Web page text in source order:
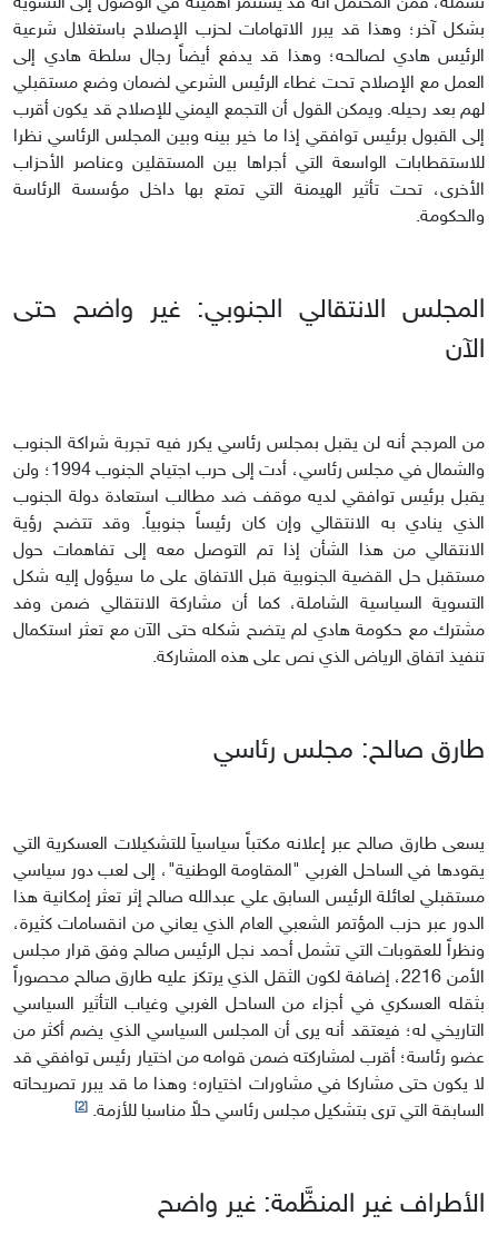
بشكل آخر؛ وهذا قد يبرر الاتهامات لحزب الإصلاح باستغلال شرعية
الرئيس هادي لصالحه؛ وهذا قد يدفع أيضاً رجال سلطة هادي إلى
العمل مع الإصلاح تحت غطاء الرئيس الشرعي لضمان وضع مستقبلي
لهم بعد رحيله. ويمكن القول أن التجمع اليمني للإصلاح قد يكون أقرب
إلى القبول برئيس توافقي إذا ما خير بينه وبين المجلس الرئاسي نظرا
للاستقطابات الواسعة التي أجراها بين المستقلين وعناصر الأحزاب
الأخرى، تحت تأثير الهيمنة التي تمتع بها داخل مؤسسة الرئاسة
والحكومة.
المجلس الانتقالي الجنوبي: غير واضح حتى
الآن
من المرجح أنه لن يقبل بمجلس رئاسي يكرر فيه تجربة شراكة الجنوب
والشمال في مجلس رئاسي، أدت إلى حرب اجتياح الجنوب 1994؛ ولن
يقبل برئيس توافقي لديه موقف ضد مطالب استعادة دولة الجنوب
الذي ينادي به الانتقالي وإن كان رئيساً جنوبياً. وقد تتضح رؤية
الانتقالي من هذا الشأن إذا تم التوصل معه إلى تفاهمات حول
مستقبل حل القضية الجنوبية قبل الاتفاق على ما سيؤول إليه شكل
التسوية السياسية الشاملة، كما أن مشاركة الانتقالي ضمن وفد
مشترك مع حكومة هادي لم يتضح شكله حتى الآن مع تعثر استكمال
تنفيذ اتفاق الرياض الذي نص على هذه المشاركة.
طارق صالح: مجلس رئاسي
يسعى طارق صالح عبر إعلانه مكتباً سياسياَ للتشكيلات العسكرية التي
يقودها في الساحل الغربي "المقاومة الوطنية"، إلى لعب دور سياسي
مستقبلي لعائلة الرئيس السابق علي عبدالله صالح إثر تعثر إمكانية هذا
الدور عبر حزب المؤتمر الشعبي العام الذي يعاني من انقسامات كثيرة،
ونظراً للعقوبات التي تشمل أحمد نجل الرئيس صالح وفق قرار مجلس
الأمن 2216، إضافة لكون الثقل الذي يرتكز عليه طارق صالح محصوراً
بثقله العسكري في أجزاء من الساحل الغربي وغياب التأثير السياسي
التاريخي له؛ فيعتقد أنه يرى أن المجلس السياسي الذي يضم أكثر من
عضو رئاسة؛ أقرب لمشاركته ضمن قوامه من اختيار رئيس توافقي قد
لا يكون حتى مشاركا في مشاورات اختياره؛ وهذا ما قد يبرر تصريحاته
السابقة التي ترى بتشكيل مجلس رئاسي حلاً مناسبا للأزمة. [2]
الأطراف غير المنظَّمة: غير واضح